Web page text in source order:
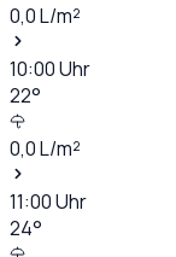
0,0L/m²
10:00Uhr
22°
0,0L/m²
11:00Uhr
24°